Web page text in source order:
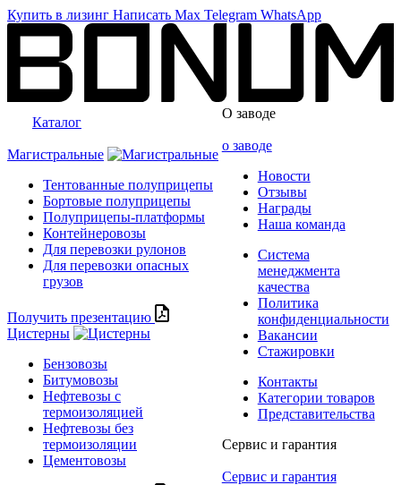
Купить в лизинг Написать Max Telegram WhatsApp
Каталог
Магистральные
Тентованные полуприцепы
Бортовые полуприцепы
Полуприцепы-платформы
Контейнеровозы
Для перевозки рулонов
Для перевозки опасных
грузов
Получить презентацию
Цистерны
Бензовозы
Битумовозы
Нефтевозы с
термоизоляцией
Нефтевозы без
термоизоляции
Цементовозы
О заводе
о заводе
Новости
Отзывы
Награды
Наша команда
Система
менеджмента
качества
Политика
конфиденциальности
Вакансии
Стажировки
Контакты
Категории товаров
Представительства
Сервис и гарантия
Сервис и гарантия